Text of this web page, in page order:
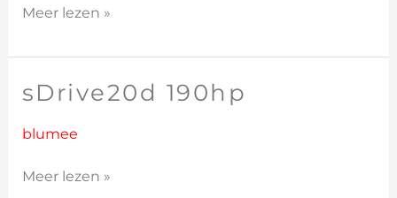
Meer lezen »
sDrive20d 190hp
blumee
sDrive20d
Meer lezen »